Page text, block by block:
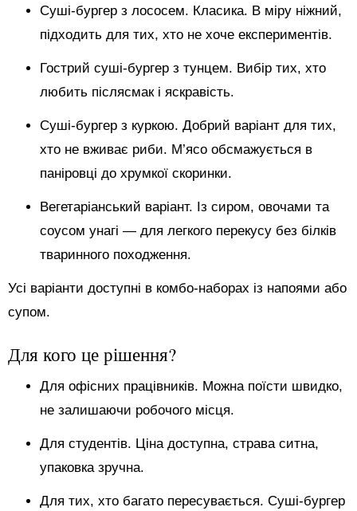
Суші-бургер з лососем. Класика. В міру ніжний,
підходить для тих, хто не хоче експериментів.
Гострий суші-бургер з тунцем. Вибір тих, хто
любить післясмак і яскравість.
Суші-бургер з куркою. Добрий варіант для тих,
хто не вживає риби. М’ясо обсмажується в
паніровці до хрумкої скоринки.
Вегетаріанський варіант. Із сиром, овочами та
соусом унагі — для легкого перекусу без білків
тваринного походження.
Усі варіанти доступні в комбо-наборах із напоями або
супом.
Для кого це рішення?
Для офісних працівників. Можна поїсти швидко,
не залишаючи робочого місця.
Для студентів. Ціна доступна, страва ситна,
упаковка зручна.
Для тих, хто багато пересувається. Суші-бургер